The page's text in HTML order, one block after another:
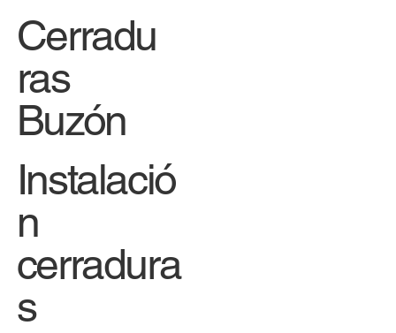
Cerradu
ras
Buzón
Instalació
n
cerradura
s